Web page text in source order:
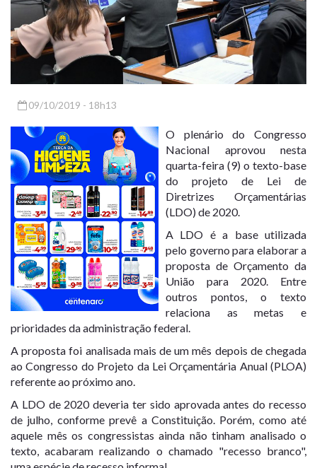
09/10/2019 - 18h13
O plenário do Congresso
Nacional aprovou nesta
quarta-feira (9) o texto-base
do projeto de Lei de
Diretrizes Orçamentárias
(LDO) de 2020.
A LDO é a base utilizada
pelo governo para elaborar a
proposta de Orçamento da
União para 2020. Entre
outros pontos, o texto
relaciona as metas e
prioridades da administração federal.
A proposta foi analisada mais de um mês depois de chegada
ao Congresso do Projeto da Lei Orçamentária Anual (PLOA)
referente ao próximo ano.
A LDO de 2020 deveria ter sido aprovada antes do recesso
de julho, conforme prevê a Constituição. Porém, como até
aquele mês os congressistas ainda não tinham analisado o
texto,
acabaram realizando o chamado "recesso branco",